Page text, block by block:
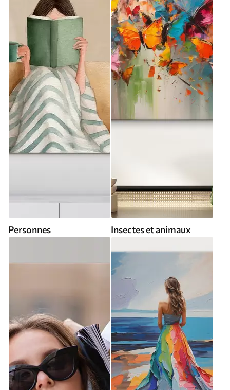
Personnes Insectes et animaux